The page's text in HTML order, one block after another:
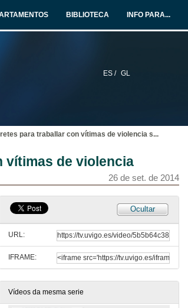
BIBLIOTECA INFO PARA...
ES / GL
para traballar con vítimas de violencia s...
vítimas de violencia
26 de set. de 2014
Ocultar
URL:
IFRAME:
Vídeos da mesma serie
26 de set. de 2014
26 de set. de 2014
Presentación de materiais SOS-VICS. Web do proxecto SOS-VICS
Formación de intérpretes en violencia de xénero. Presentación
26 de set. de 2014